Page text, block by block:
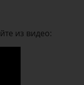
из видео: